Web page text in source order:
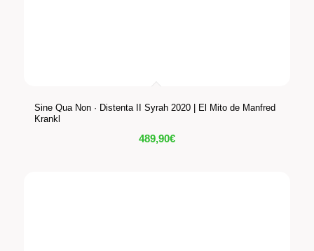
Sine Qua Non · Distenta II Syrah 2020 | El Mito de Manfred
Krankl
489,90€